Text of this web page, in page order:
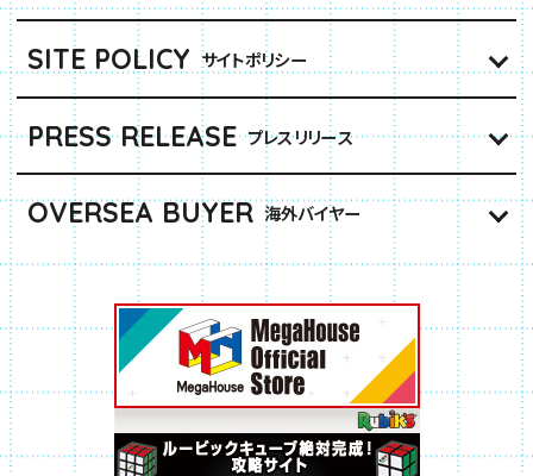
SITE POLICY サイトポリシー
PRESS RELEASE プレスリリース
OVERSEA BUYER 海外バイヤー